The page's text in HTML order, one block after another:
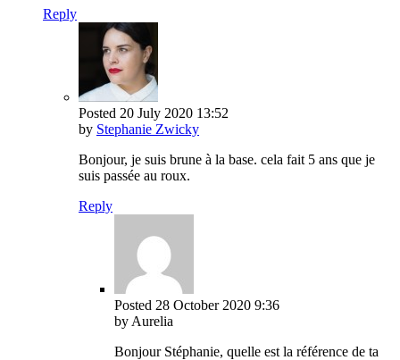
Reply
Posted 20 July 2020 13:52
by Stephanie Zwicky
Bonjour, je suis brune à la base. cela fait 5 ans que je
suis passée au roux.
Reply
Posted 28 October 2020 9:36
by Aurelia
Bonjour Stéphanie, quelle est la référence de ta